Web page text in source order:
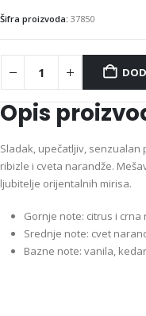
Šifra proizvoda: 37850
Opis
Sladak, upečatljiv, senzualan
ribizle i cveta narandže.
ljubitelje orijentalnih mirisa.
Gornje note: citrus i crna
Srednje note: cvet
Bazne note: vanila,